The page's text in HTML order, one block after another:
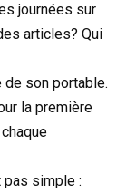
journées sur
articles? Qui
de son portable.
la première
simple :